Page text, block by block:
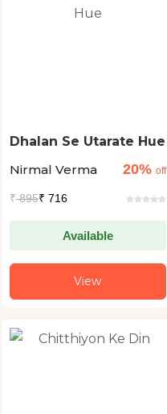
Dhalan Se Utarate Hue
Nirmal Verma
20% off
₹895₹ 716
Available
View